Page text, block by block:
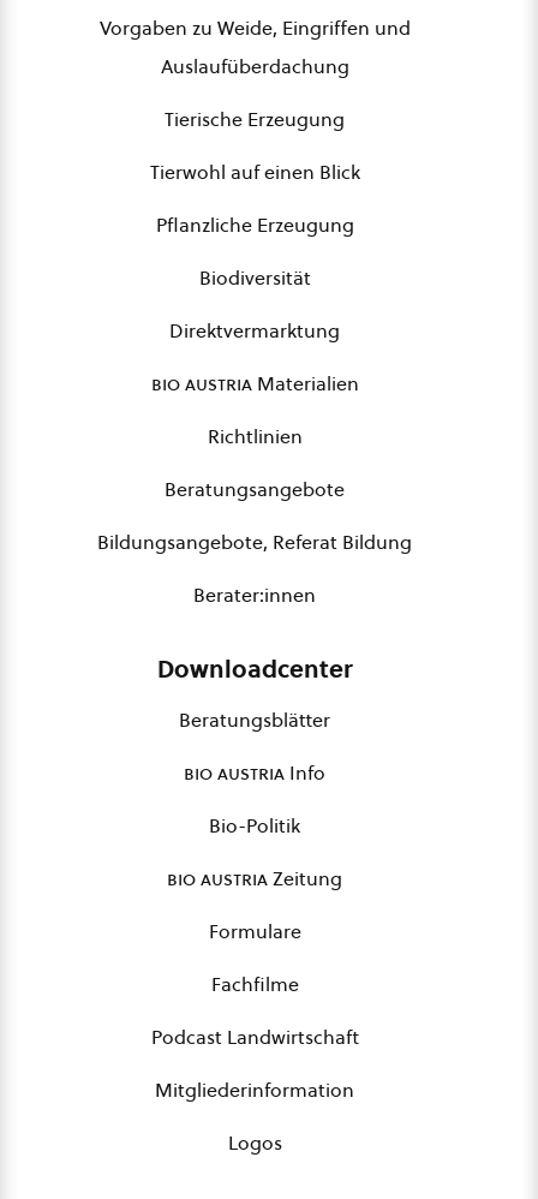
Vorgaben zu Weide, Eingriffen und
Auslaufüberdachung
Tierische Erzeugung
Tierwohl auf einen Blick
Pflanzliche Erzeugung
Biodiversität
Direktvermarktung
bio austriaMaterialien
Richtlinien
Beratungsangebote
Bildungsangebote, Referat Bildung
Berater:innen
Downloadcenter
Beratungsblätter
bio austria Info
Bio-Politik
bio austriaZeitung
Formulare
Fachfilme
Podcast Landwirtschaft
Mitgliederinformation
Logos